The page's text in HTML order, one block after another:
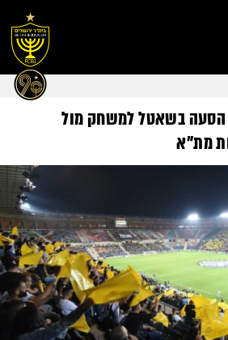
הסעה בשאטל למשחק מול
מת"א